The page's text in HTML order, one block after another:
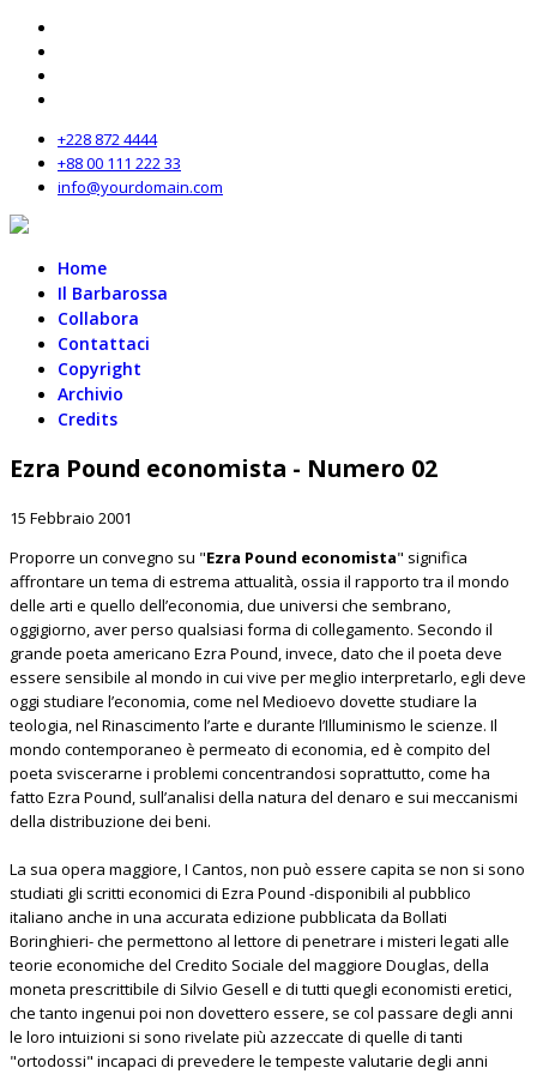
+228 872 4444
+88 00 111 222 33
info@yourdomain.com
Home
Il Barbarossa
Collabora
Contattaci
Copyright
Archivio
Credits
Ezra Pound economista - Numero 02
15 Febbraio 2001
Proporre un convegno su "Ezra Pound economista" significa
affrontare un tema di estrema attualità, ossia il rapporto tra il mondo
delle arti e quello dell’economia, due universi che sembrano,
oggigiorno, aver perso qualsiasi forma di collegamento. Secondo il
grande poeta americano Ezra Pound, invece, dato che il poeta deve
essere sensibile al mondo in cui vive per meglio interpretarlo, egli deve
oggi studiare l’economia, come nel Medioevo dovette studiare la
teologia, nel Rinascimento l’arte e durante l’Illuminismo le scienze. Il
mondo contemporaneo è permeato di economia, ed è compito del
poeta sviscerarne i problemi concentrandosi soprattutto, come ha
fatto Ezra Pound, sull’analisi della natura del denaro e sui meccanismi
della distribuzione dei beni.
La sua opera maggiore, I Cantos, non può essere capita se non si sono
studiati gli scritti economici di Ezra Pound -disponibili al pubblico
italiano anche in una accurata edizione pubblicata da Bollati
Boringhieri- che permettono al lettore di penetrare i misteri legati alle
teorie economiche del Credito Sociale del maggiore Douglas, della
moneta prescrittibile di Silvio Gesell e di tutti quegli economisti eretici,
che tanto ingenui poi non dovettero essere, se col passare degli anni
le loro intuizioni si sono rivelate più azzeccate di quelle di tanti
"ortodossi" incapaci di prevedere le tempeste valutarie degli anni